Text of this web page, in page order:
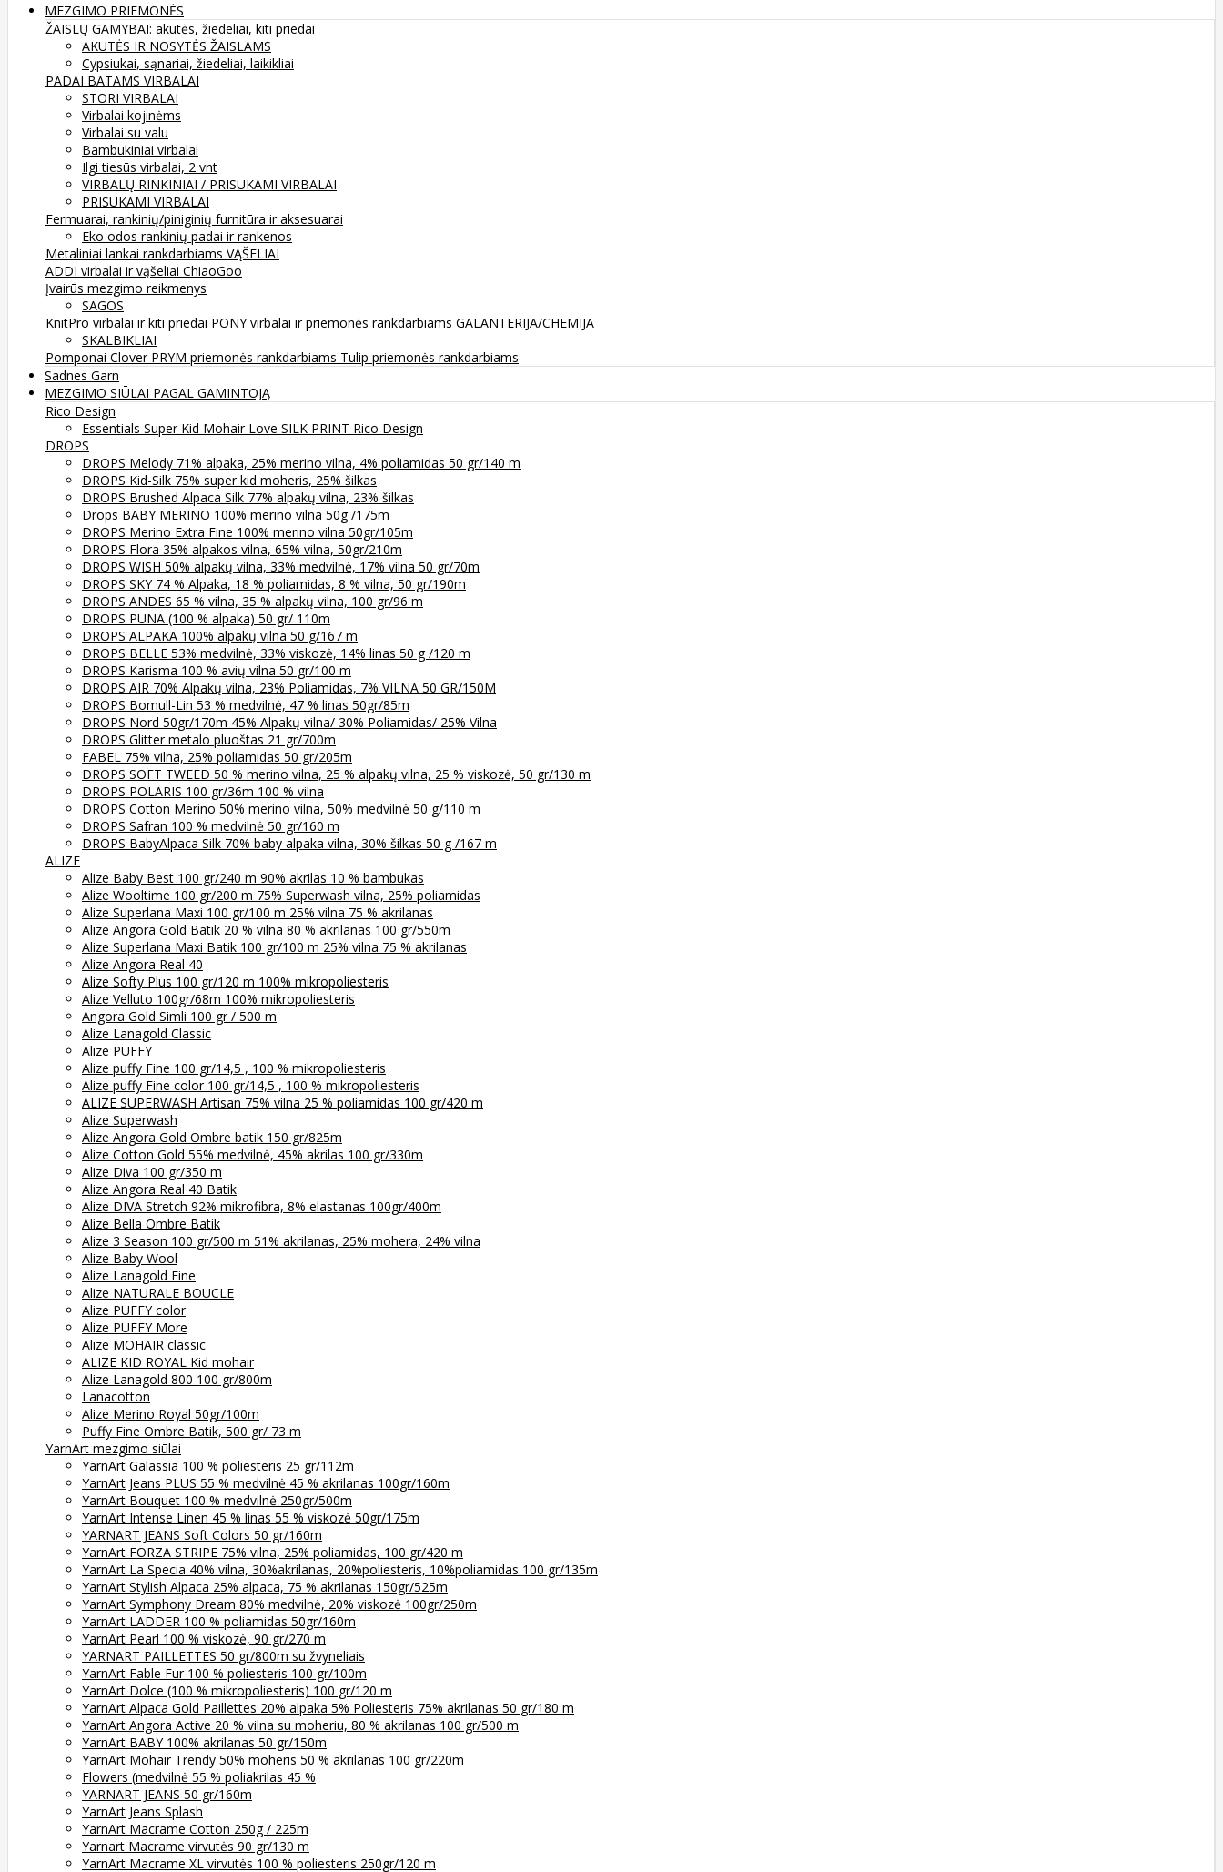
MEZGIMO PRIEMONĖS
ŽAISLŲ GAMYBAI: akutės, žiedeliai, kiti priedai
AKUTĖS IR NOSYTĖS ŽAISLAMS
Cypsiukai, sąnariai, žiedeliai, laikikliai
PADAI BATAMS VIRBALAI
STORI VIRBALAI
Virbalai kojinėms
Virbalai su valu
Bambukiniai virbalai
Ilgi tiesūs virbalai, 2 vnt
VIRBALŲ RINKINIAI / PRISUKAMI VIRBALAI
PRISUKAMI VIRBALAI
Fermuarai, rankinių/piniginių furnitūra ir aksesuarai
Eko odos rankinių padai ir rankenos
Metaliniai lankai rankdarbiams VĄŠELIAI
ADDI virbalai ir vąšeliai ChiaoGoo
Įvairūs mezgimo reikmenys
SAGOS
KnitPro virbalai ir kiti priedai PONY virbalai ir priemonės rankdarbiams GALANTERIJA/CHEMIJA
SKALBIKLIAI
Pomponai Clover PRYM priemonės rankdarbiams Tulip priemonės rankdarbiams
Sadnes Garn
MEZGIMO SIŪLAI PAGAL GAMINTOJĄ
Rico Design
Essentials Super Kid Mohair Love SILK PRINT Rico Design
DROPS
DROPS Melody 71% alpaka, 25% merino vilna, 4% poliamidas 50 gr/140 m
DROPS Kid-Silk 75% super kid moheris, 25% šilkas
DROPS Brushed Alpaca Silk 77% alpakų vilna, 23% šilkas
Drops BABY MERINO 100% merino vilna 50g /175m
DROPS Merino Extra Fine 100% merino vilna 50gr/105m
DROPS Flora 35% alpakos vilna, 65% vilna, 50gr/210m
DROPS WISH 50% alpakų vilna, 33% medvilnė, 17% vilna 50 gr/70m
DROPS SKY 74 % Alpaka, 18 % poliamidas, 8 % vilna, 50 gr/190m
DROPS ANDES 65 % vilna, 35 % alpakų vilna, 100 gr/96 m
DROPS PUNA (100 % alpaka) 50 gr/ 110m
DROPS ALPAKA 100% alpakų vilna 50 g/167 m
DROPS BELLE 53% medvilnė, 33% viskozė, 14% linas 50 g /120 m
DROPS Karisma 100 % avių vilna 50 gr/100 m
DROPS AIR 70% Alpakų vilna, 23% Poliamidas, 7% VILNA 50 GR/150M
DROPS Bomull-Lin 53 % medvilnė, 47 % linas 50gr/85m
DROPS Nord 50gr/170m 45% Alpakų vilna/ 30% Poliamidas/ 25% Vilna
DROPS Glitter metalo pluoštas 21 gr/700m
FABEL 75% vilna, 25% poliamidas 50 gr/205m
DROPS SOFT TWEED 50 % merino vilna, 25 % alpakų vilna, 25 % viskozė, 50 gr/130 m
DROPS POLARIS 100 gr/36m 100 % vilna
DROPS Cotton Merino 50% merino vilna, 50% medvilnė 50 g/110 m
DROPS Safran 100 % medvilnė 50 gr/160 m
DROPS BabyAlpaca Silk 70% baby alpaka vilna, 30% šilkas 50 g /167 m
ALIZE
Alize Baby Best 100 gr/240 m 90% akrilas 10 % bambukas
Alize Wooltime 100 gr/200 m 75% Superwash vilna, 25% poliamidas
Alize Superlana Maxi 100 gr/100 m 25% vilna 75 % akrilanas
Alize Angora Gold Batik 20 % vilna 80 % akrilanas 100 gr/550m
Alize Superlana Maxi Batik 100 gr/100 m 25% vilna 75 % akrilanas
Alize Angora Real 40
Alize Softy Plus 100 gr/120 m 100% mikropoliesteris
Alize Velluto 100gr/68m 100% mikropoliesteris
Angora Gold Simli 100 gr / 500 m
Alize Lanagold Classic
Alize PUFFY
Alize puffy Fine 100 gr/14,5 , 100 % mikropoliesteris
Alize puffy Fine color 100 gr/14,5 , 100 % mikropoliesteris
ALIZE SUPERWASH Artisan 75% vilna 25 % poliamidas 100 gr/420 m
Alize Superwash
Alize Angora Gold Ombre batik 150 gr/825m
Alize Cotton Gold 55% medvilnė, 45% akrilas 100 gr/330m
Alize Diva 100 gr/350 m
Alize Angora Real 40 Batik
Alize DIVA Stretch 92% mikrofibra, 8% elastanas 100gr/400m
Alize Bella Ombre Batik
Alize 3 Season 100 gr/500 m 51% akrilanas, 25% mohera, 24% vilna
Alize Baby Wool
Alize Lanagold Fine
Alize NATURALE BOUCLE
Alize PUFFY color
Alize PUFFY More
Alize MOHAIR classic
ALIZE KID ROYAL Kid mohair
Alize Lanagold 800 100 gr/800m
Lanacotton
Alize Merino Royal 50gr/100m
Puffy Fine Ombre Batik, 500 gr/ 73 m
YarnArt mezgimo siūlai
YarnArt Galassia 100 % poliesteris 25 gr/112m
YarnArt Jeans PLUS 55 % medvilnė 45 % akrilanas 100gr/160m
YarnArt Bouquet 100 % medvilnė 250gr/500m
YarnArt Intense Linen 45 % linas 55 % viskozė 50gr/175m
YARNART JEANS Soft Colors 50 gr/160m
YarnArt FORZA STRIPE 75% vilna, 25% poliamidas, 100 gr/420 m
YarnArt La Specia 40% vilna, 30%akrilanas, 20%poliesteris, 10%poliamidas 100 gr/135m
YarnArt Stylish Alpaca 25% alpaca, 75 % akrilanas 150gr/525m
YarnArt Symphony Dream 80% medvilnė, 20% viskozė 100gr/250m
YarnArt LADDER 100 % poliamidas 50gr/160m
YarnArt Pearl 100 % viskozė, 90 gr/270 m
YARNART PAILLETTES 50 gr/800m su žvyneliais
YarnArt Fable Fur 100 % poliesteris 100 gr/100m
YarnArt Dolce (100 % mikropoliesteris) 100 gr/120 m
YarnArt Alpaca Gold Paillettes 20% alpaka 5% Poliesteris 75% akrilanas 50 gr/180 m
YarnArt Angora Active 20 % vilna su moheriu, 80 % akrilanas 100 gr/500 m
YarnArt BABY 100% akrilanas 50 gr/150m
YarnArt Mohair Trendy 50% moheris 50 % akrilanas 100 gr/220m
Flowers (medvilnė 55 % poliakrilas 45 %
YARNART JEANS 50 gr/160m
YarnArt Jeans Splash
YarnArt Macrame Cotton 250g / 225m
Yarnart Macrame virvutės 90 gr/130 m
YarnArt Macrame XL virvutės 100 % poliesteris 250gr/120 m